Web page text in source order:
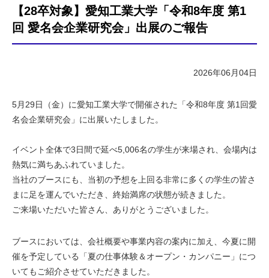
【28卒対象】愛知工業大学「令和8年度 第1
回 愛名会企業研究会」出展のご報告
2026年06月04日
5月29日（金）に愛知工業大学で開催された「令和8年度 第1回愛
名会企業研究会」に出展いたしました。
イベント全体で3日間で延べ5,006名の学生が来場され、会場内は
熱気に満ちあふれていました。
当社のブースにも、当初の予想を上回る非常に多くの学生の皆さ
まに足を運んでいただき、終始満席の状態が続きました。
ご来場いただいた皆さん、ありがとうございました。
ブースにおいては、会社概要や事業内容の案内に加え、今夏に開
催を予定している「夏の仕事体験＆オープン・カンパニー」につ
いてもご紹介させていただきました。